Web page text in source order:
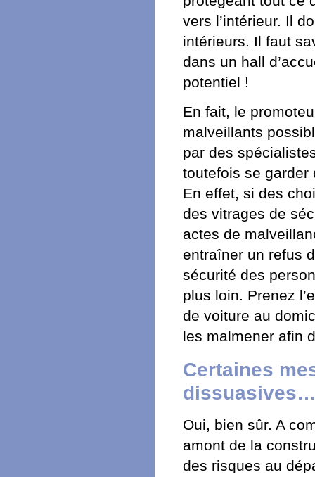
vers l’intérieur. Il
intérieurs. Il faut
dans un hall
potentiel !
En fait, le
malveillants
par des
toutefois se garder
En effet, si des
des vitrages de
actes de
entraîner un refus
sécurité des
plus loin. Prenez
de voiture au
les malmener afin
Certaines
Oui, bien sûr. A
amont de la
des risques au